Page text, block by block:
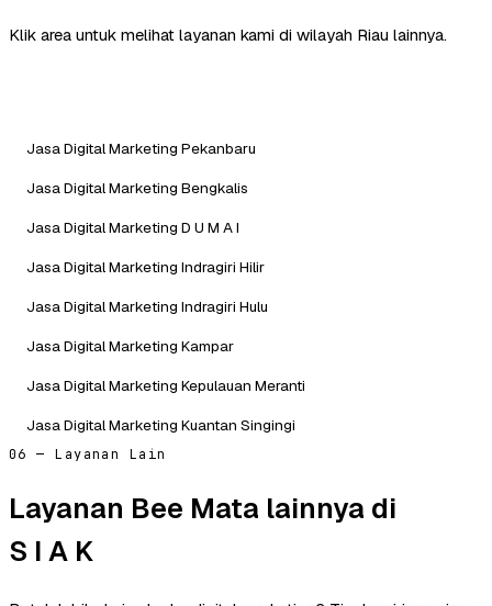
Klik area untuk melihat layanan kami di wilayah Riau lainnya.
Jasa Digital Marketing Pekanbaru
Jasa Digital Marketing Bengkalis
Jasa Digital Marketing D U M A I
Jasa Digital Marketing Indragiri Hilir
Jasa Digital Marketing Indragiri Hulu
Jasa Digital Marketing Kampar
Jasa Digital Marketing Kepulauan Meranti
Jasa Digital Marketing Kuantan Singingi
06 — Layanan Lain
Layanan Bee Mata lainnya di
S I A K